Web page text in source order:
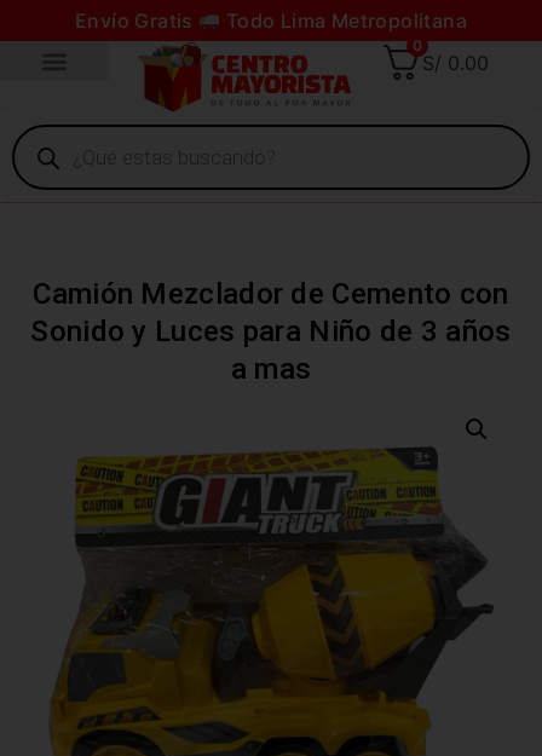
Envío Gratis Todo Lima Metropolitana
0
S/ 0.00
Camión Mezclador de Cemento con
Sonido y Luces para Niño de 3 años
a mas